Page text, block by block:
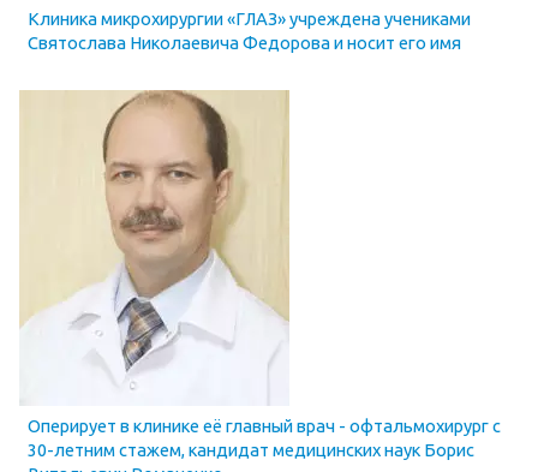
Клиника микрохирургии «ГЛАЗ» учреждена учениками
Святослава Николаевича Федорова и носит его имя
Оперирует в клинике её главный врач - офтальмохирург с
30-летним стажем, кандидат медицинских наук Борис